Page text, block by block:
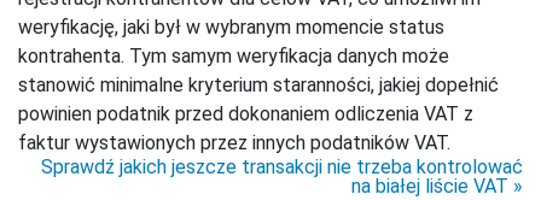
weryfikację, jaki był w wybranym momencie status
kontrahenta. Tym samym weryfikacja danych może
stanowić minimalne kryterium staranności, jakiej dopełnić
powinien podatnik przed dokonaniem odliczenia VAT z
faktur wystawionych przez innych podatników VAT.
Sprawdź jakich jeszcze transakcji nie trzeba kontrolować
na białej liście VAT